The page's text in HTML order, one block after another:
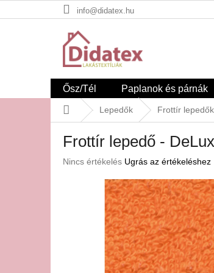
a
info@didatex.hu
Ősz/Tél Paplanok és párnák
KezdőlapLepedők Frottír lepedők
Frottír lepedő -
A
Nincs értékelés Ugrás az értékeléshez